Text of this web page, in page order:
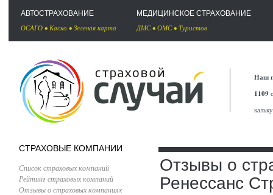
АВТОСТРАХОВАНИЕ
ОСАГО • Каско • Зеленая карта
МЕДИЦИНСКОЕ СТРАХОВАНИЕ
ДМС• ОМС• Туристов
Наш
1109
СТРАХОВЫЕ КОМПАНИИ
Список страховых компаний
Рейтинг страховых компаний
Отзывы о страховых компаниях
Отзывы о
Ренессанс